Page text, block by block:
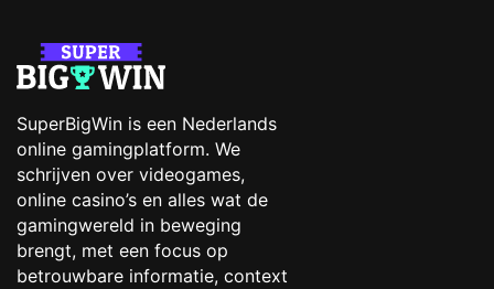
SuperBigWin is een Nederlands
online gamingplatform. We
schrijven over videogames,
online casino’s en alles wat de
gamingwereld in beweging
brengt, met een focus op
betrouwbare informatie, context